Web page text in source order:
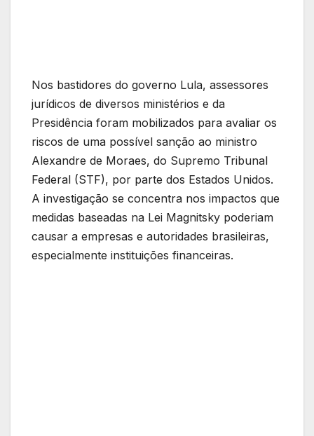
Nos bastidores do governo Lula, assessores
jurídicos de diversos ministérios e da
Presidência foram mobilizados para avaliar os
riscos de uma possível sanção ao ministro
Alexandre de Moraes, do Supremo Tribunal
Federal (STF), por parte dos Estados Unidos.
A investigação se concentra nos impactos que
medidas baseadas na Lei Magnitsky poderiam
causar a empresas e autoridades brasileiras,
especialmente instituições financeiras.